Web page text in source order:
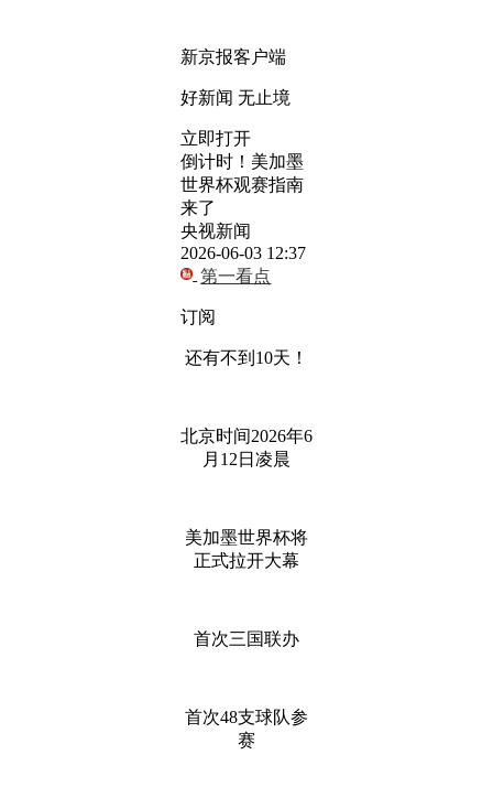
新京报客户端
好新闻 无止境
立即打开
倒计时！美加墨
世界杯观赛指南
来了
央视新闻
2026-06-03 12:37
第一看点
订阅
还有不到10天！
北京时间2026年6
月12日凌晨
美加墨世界杯将
正式拉开大幕
首次三国联办
首次48支球队参
赛